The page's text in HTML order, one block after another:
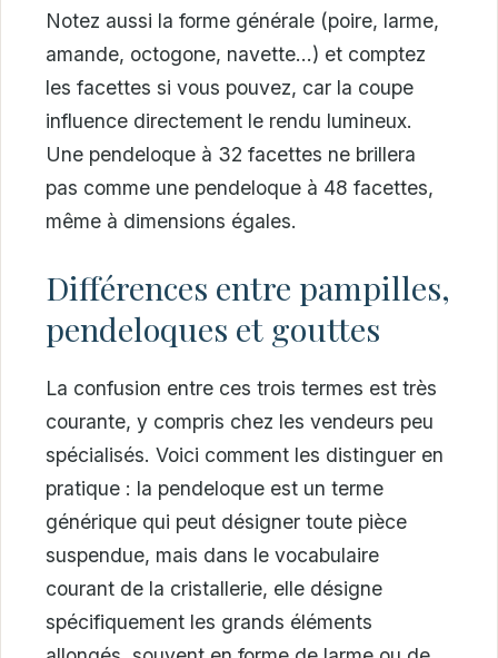
Notez aussi la forme générale (poire, larme,
amande, octogone, navette…) et comptez
les facettes si vous pouvez, car la coupe
influence directement le rendu lumineux.
Une pendeloque à 32 facettes ne brillera
pas comme une pendeloque à 48 facettes,
même à dimensions égales.
Différences entre pampilles,
pendeloques et gouttes
La confusion entre ces trois termes est très
courante, y compris chez les vendeurs peu
spécialisés. Voici comment les distinguer en
pratique : la pendeloque est un terme
générique qui peut désigner toute pièce
suspendue, mais dans le vocabulaire
courant de la cristallerie, elle désigne
spécifiquement les grands éléments